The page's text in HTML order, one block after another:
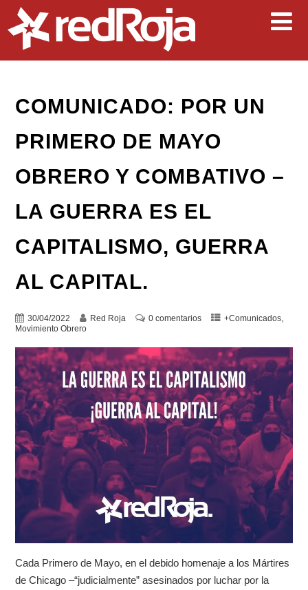
COMUNICADO: POR UN
PRIMERO DE MAYO
OBRERO Y COMBATIVO –
LA GUERRA ES EL
CAPITALISMO, GUERRA
AL CAPITAL.
30/04/2022 Red Roja 0 comentarios +Comunicados,
Movimiento Obrero
Cada Primero de Mayo, en el debido homenaje a los Mártires
de Chicago –“judicialmente” asesinados por luchar por la